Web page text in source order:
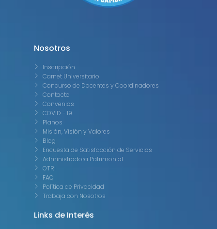
Nosotros
Inscripción
Carnet Universitario
Concurso de Docentes y Coordinadores
Contacto
Convenios
COVID - 19
Planos
Misión, Visión y Valores
Blog
Encuesta de Satisfacción de Servicios
Administradora Patrimonial
OTRI
FAQ
Política de Privacidad
Trabaja con Nosotros
Links de Interés